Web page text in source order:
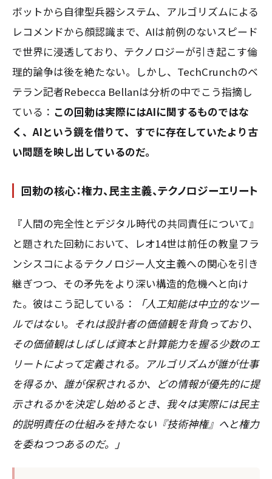
ボットから自律型兵器システム、アルゴリズムによる
レコメンドから顔認識まで、AIは前例のないスピード
で世界に浸透しており、テクノロジーが引き起こす倫
理的論争は後を絶たない。しかし、TechCrunchのベ
テラン記者Rebecca Bellanは分析の中でこう指摘し
ている： この回勅は実際にはAIに関するものではな
く、AIという鏡を借りて、すでに存在していたより古
い問題を映し出しているのだ。
回勅の核心：権力、民主主義、テクノロジーエリート
『人間の完全性とデジタル時代の共同責任について』
と題された回勅において、レオ14世は前任の教皇フラ
ンシスコによるテクノロジー人文主義への関心を引き
継ぎつつ、その矛先をより深い構造的危機へと向け
た。彼はこう記している：
「人工知能は中立的なツー
ルではない。それは設計者の価値観を背負っており、
その価値観はしばしば資本と計算能力を握る少数のエ
リートによって定義される。アルゴリズムが誰が仕事
を得るか、誰が保釈されるか、どの情報が優先的に提
示されるかを決定し始めるとき、我々は実際には民主
的説明責任の仕組みを持たない『技術神権』へと権力
を委ねつつあるのだ。」